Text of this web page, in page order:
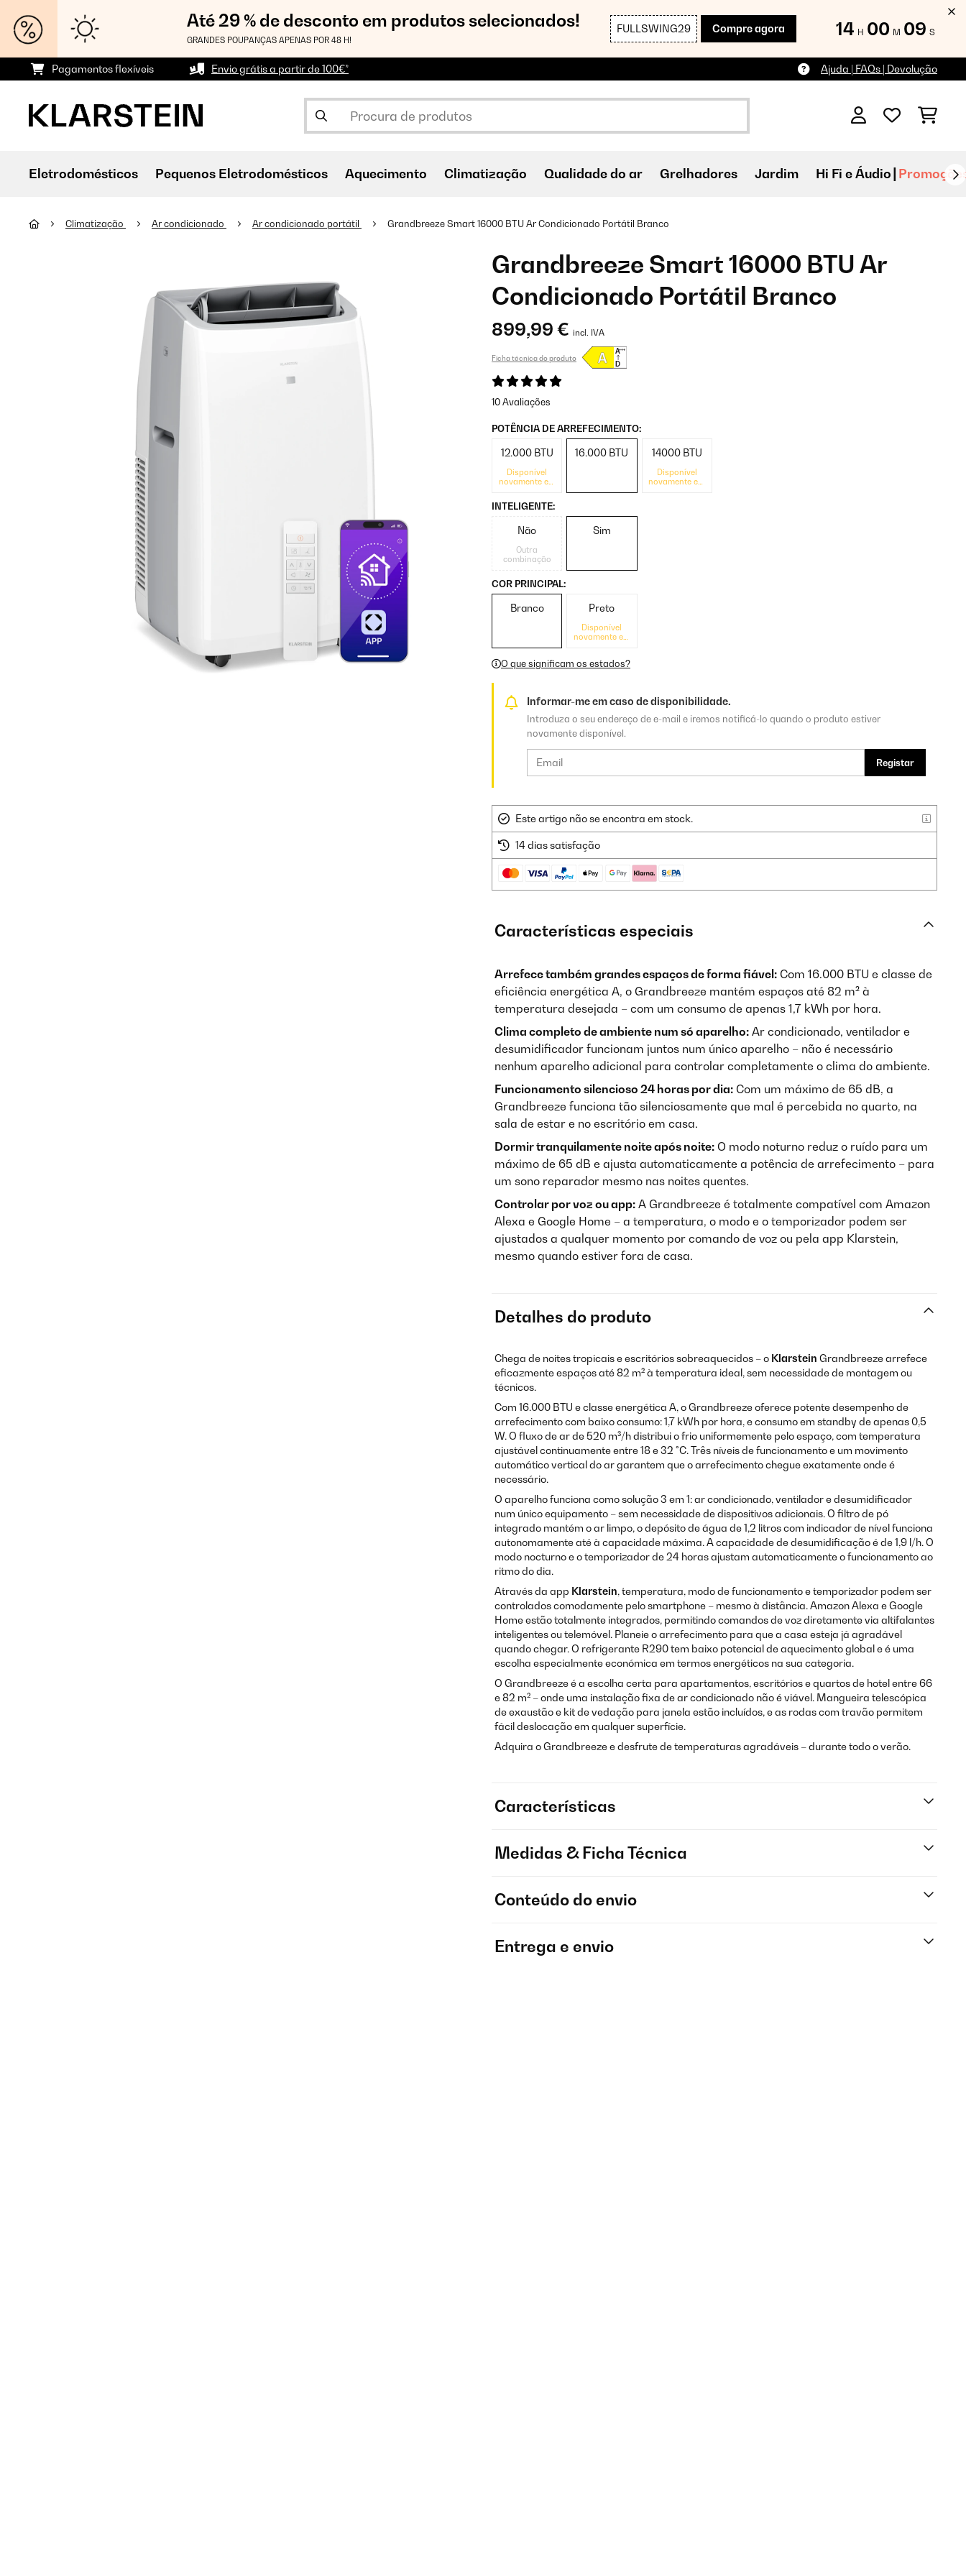
Até 29 % de desconto em produtos selecionados!
GRANDES POUPANÇAS APENAS POR 48 H!
FULLSWING29 Compre agora 14 H 00 M 07 S
Pagamentos flexíveis Envio grátis a partir de 100€* Ajuda | FAQs | Devolução
Eletrodomésticos Pequenos Eletrodomésticos Aquecimento Climatização Qualidade do ar Grelhadores Jardim Hi Fi e Áudio
Climatização Ar condicionado Ar condicionado portátil Grandbreeze Smart 16000 BTU Ar Condicionado Portátil Branco
Grandbreeze Smart 16000 BTU Ar
Condicionado Portátil Branco
899,99 € incl. IVA
Ficha técnica do produto
10 Avaliações
POTÊNCIA DE ARREFECIMENTO:
12.000 BTU
Disponível
novamente em
16.000 BTU 14000 BTU
Disponível
novamente em
INTELIGENTE:
Não
Outra
combinação
Sim
COR PRINCIPAL:
Branco Preto
Disponível
novamente em
O que significam os estados?
Informar-me em caso de disponibilidade.
Introduza o seu endereço de e-mail e iremos notificá-lo quando o produto estiver
novamente disponível.
Registar
Este artigo não se encontra em stock.
14 dias satisfação
Características especiais
Arrefece também grandes espaços de forma fiável: Com 16.000 BTU e classe de
eficiência energética A, o Grandbreeze mantém espaços até 82 m² à
temperatura desejada – com um consumo de apenas 1,7 kWh por hora.
Clima completo de ambiente num só aparelho: Ar condicionado, ventilador e
desumidificador funcionam juntos num único aparelho – não é necessário
nenhum aparelho adicional para controlar completamente o clima do ambiente.
Funcionamento silencioso 24 horas por dia: Com um máximo de 65 dB, a
Grandbreeze funciona tão silenciosamente que mal é percebida no quarto, na
sala de estar e no escritório em casa.
Dormir tranquilamente noite após noite: O modo noturno reduz o ruído para um
máximo de 65 dB e ajusta automaticamente a potência de arrefecimento – para
um sono reparador mesmo nas noites quentes.
Controlar por voz ou app: A Grandbreeze é totalmente compatível com Amazon
Alexa e Google Home – a temperatura, o modo e o temporizador podem ser
ajustados a qualquer momento por comando de voz ou pela app Klarstein,
mesmo quando estiver fora de casa.
Detalhes do produto
Chega de noites tropicais e escritórios sobreaquecidos – o Klarstein Grandbreeze arrefece
eficazmente espaços até 82 m² à temperatura ideal, sem necessidade de montagem ou
técnicos.
Com 16.000 BTU e classe energética A, o Grandbreeze oferece potente desempenho de
arrefecimento com baixo consumo: 1,7 kWh por hora, e consumo em standby de apenas 0,5
W. O fluxo de ar de 520 m³/h distribui o frio uniformemente pelo espaço, com temperatura
ajustável continuamente entre 18 e 32 °C. Três níveis de funcionamento e um movimento
automático vertical do ar garantem que o arrefecimento chegue exatamente onde é
necessário.
O aparelho funciona como solução 3 em 1: ar condicionado, ventilador e desumidificador
num único equipamento – sem necessidade de dispositivos adicionais. O filtro de pó
integrado mantém o ar limpo, o depósito de água de 1,2 litros com indicador de nível funciona
autonomamente até à capacidade máxima. A capacidade de desumidificação é de 1,9 l/h. O
modo nocturno e o temporizador de 24 horas ajustam automaticamente o funcionamento ao
ritmo do dia.
Através da app Klarstein, temperatura, modo de funcionamento e temporizador podem ser
controlados comodamente pelo smartphone – mesmo à distância. Amazon Alexa e Google
Home estão totalmente integrados, permitindo comandos de voz diretamente via altifalantes
inteligentes ou telemóvel. Planeie o arrefecimento para que a casa esteja já agradável
quando chegar. O refrigerante R290 tem baixo potencial de aquecimento global e é uma
escolha especialmente económica em termos energéticos na sua categoria.
O Grandbreeze é a escolha certa para apartamentos, escritórios e quartos de hotel entre 66
e 82 m² – onde uma instalação fixa de ar condicionado não é viável. Mangueira telescópica
de exaustão e kit de vedação para janela estão incluídos, e as rodas com travão permitem
fácil deslocação em qualquer superfície.
Adquira o Grandbreeze e desfrute de temperaturas agradáveis – durante todo o verão.
Características
Medidas & Ficha Técnica
Conteúdo do envio
Entrega e envio